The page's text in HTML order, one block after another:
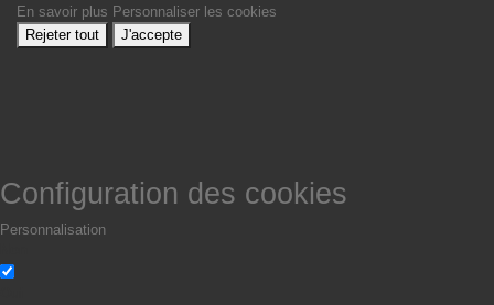
En savoir plus Personnaliser les cookies
Rejeter tout
J'accepte
Configuration des cookies
Personnalisation